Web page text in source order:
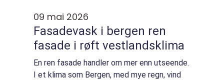
09 mai 2026
Fasadevask i bergen ren
fasade i røft vestlandsklima
En ren fasade handler om mer enn utseende.
I et klima som Bergen, med mye regn, vind